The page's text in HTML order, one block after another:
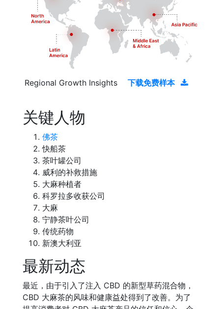
Regional Growth Insights 下载免费样本
关键人物
佛茶
快船茶
茶叶罐公司
威利的补救措施
大麻种植者
科罗拉多收获公司
大麻
宁静茶叶公司
传统药物
新澳大利亚
最新动态
最近，由于引入了注入 CBD 的新型草药混合物，
CBD 大麻茶的风味和健康益处得到了改善。为了